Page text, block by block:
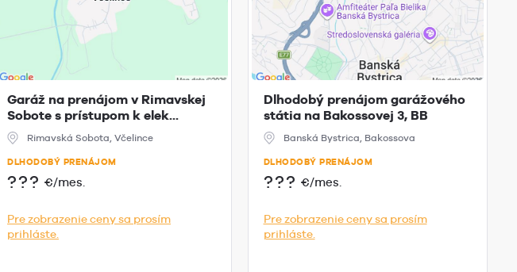
Garáž na prenájom v Rimavskej
Sobote s prístupom k elek...
Rimavská Sobota, Včelince
DLHODOBÝ PRENÁJOM
??? €/mes.
Pre zobrazenie ceny sa prosím
prihláste.
Dlhodobý prenájom garážového
státia na Bakossovej 3, BB
Banská Bystrica, Bakossova
DLHODOBÝ PRENÁJOM
??? €/mes.
Pre zobrazenie ceny sa prosím
prihláste.